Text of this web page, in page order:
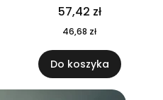
57,42 zł
46,68 zł
Do koszyka